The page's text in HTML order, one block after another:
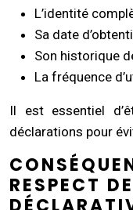
L’identité
Sa date
Son historique
La fréquence
Il est essentiel
déclarations pour
RESPECT